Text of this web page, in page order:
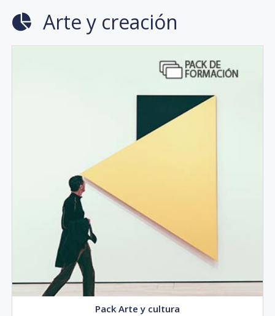
Arte y creación
Pack Arte y cultura